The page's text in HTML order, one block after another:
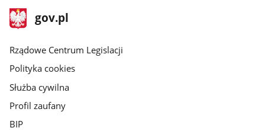
stopka
gov.plStrona
gov.pl
Rządowe Centrum Legislacji
Polityka cookies
Służba cywilna
Profil zaufany
BIP